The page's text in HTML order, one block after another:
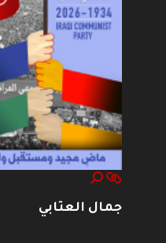
جمال العتابي